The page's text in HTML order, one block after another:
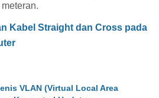
Kabel Straight dan Cross pada
VLAN (Virtual Local Area